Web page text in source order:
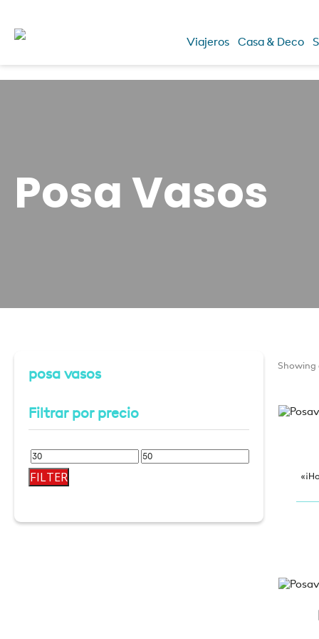
Viajeros Casa & Deco
Posa Vasos
posa vasos
Filtrar por precio
Min
price
Max
FILTER
Showing